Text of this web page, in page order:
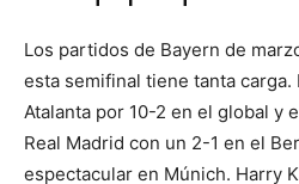
Los partidos de Bayern de
esta semifinal tiene tanta
Atalanta por 10-2 en el global y
Real Madrid con un 2-1 en el
espectacular en Múnich. Harry